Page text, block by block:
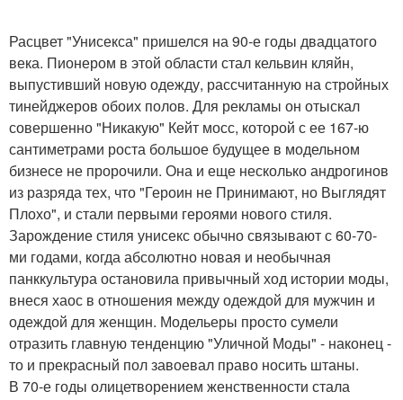
Расцвет "Унисекса" пришелся на 90-е годы двадцатого
века. Пионером в этой области стал кельвин кляйн,
выпустивший новую одежду, рассчитанную на стройных
тинейджеров обоих полов. Для рекламы он отыскал
совершенно "Никакую" Кейт мосс, которой с ее 167-ю
сантиметрами роста большое будущее в модельном
бизнесе не пророчили. Она и еще несколько андрогинов
из разряда тех, что "Героин не Принимают, но Выглядят
Плохо", и стали первыми героями нового стиля.
Зарождение стиля унисекс обычно связывают с 60-70-
ми годами, когда абсолютно новая и необычная
панккультура остановила привычный ход истории моды,
внеся хаос в отношения между одеждой для мужчин и
одеждой для женщин. Модельеры просто сумели
отразить главную тенденцию "Уличной Моды" - наконец -
то и прекрасный пол завоевал право носить штаны.
В 70-е годы олицетворением женственности стала